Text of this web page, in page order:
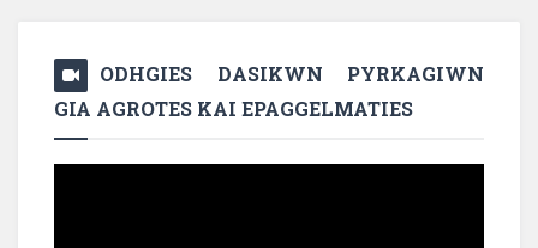
ODHGIES DASIKWN PYRKAGIWN
GIA AGROTES KAI EPAGGELMATIES